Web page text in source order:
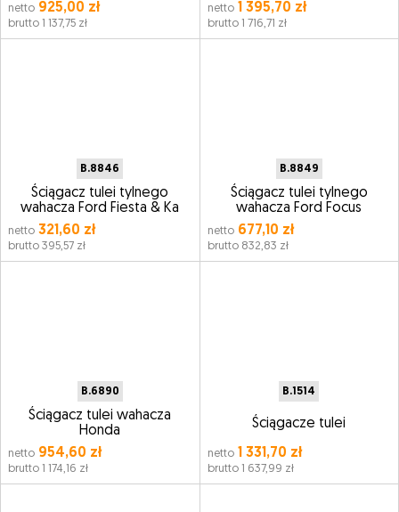
netto 925,00 zł
brutto 1 137,75 zł
netto1 395,70 zł
brutto 1 716,71 zł
B.8846
Ściągacz tulei tylnego
wahacza Ford Fiesta & Ka
netto 321,60 zł
brutto 395,57 zł
B.8849
Ściągacz tulei tylnego
wahacza Ford Focus
netto677,10 zł
brutto 832,83 zł
B.6890
Ściągacz tulei wahacza
Honda
netto 954,60 zł
brutto 1 174,16 zł
B.1514
Ściągacze tulei
netto1 331,70 zł
brutto 1 637,99 zł